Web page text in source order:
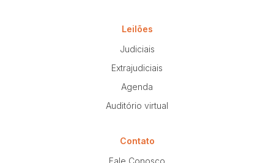
Leilões
Judiciais
Extrajudiciais
Agenda
Auditório virtual
Contato